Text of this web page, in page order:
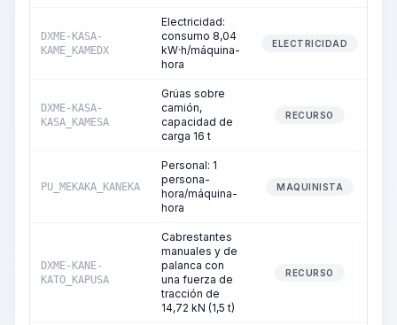
DXME-KASA-
KAME_KAMEDX
Electricidad:
consumo 8,04
kW·h/máquina-
hora
ELECTRICIDAD
DXME-KASA-
KASA_KAMESA
Grúas sobre
camión,
capacidad de
carga 16 t
RECURSO
PU_MEKAKA_KANEKA
Personal: 1
persona-
hora/máquina-
hora
MAQUINISTA
DXME-KANE-
KATO_KAPUSA
Cabrestantes
manuales y de
palanca con
una fuerza de
tracción de
14,72 kN (1,5 t)
RECURSO